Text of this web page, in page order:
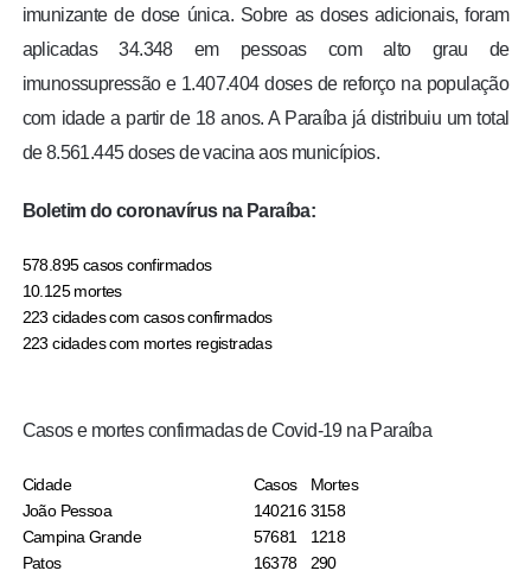
imunizante de dose única. Sobre as doses adicionais, foram
aplicadas 34.348 em pessoas com alto grau de
imunossupressão e 1.407.404 doses de reforço na população
com idade a partir de 18 anos. A Paraíba já distribuiu um total
de 8.561.445 doses de vacina aos municípios.
Boletim do coronavírus na Paraíba:
578.895 casos confirmados
10.125 mortes
223 cidades com casos confirmados
223 cidades com mortes registradas
Casos e mortes confirmadas de Covid-19 na Paraíba
Cidade Casos
Mortes
João Pessoa
140216 3158
Campina Grande
57681
1218
Patos
16378
290